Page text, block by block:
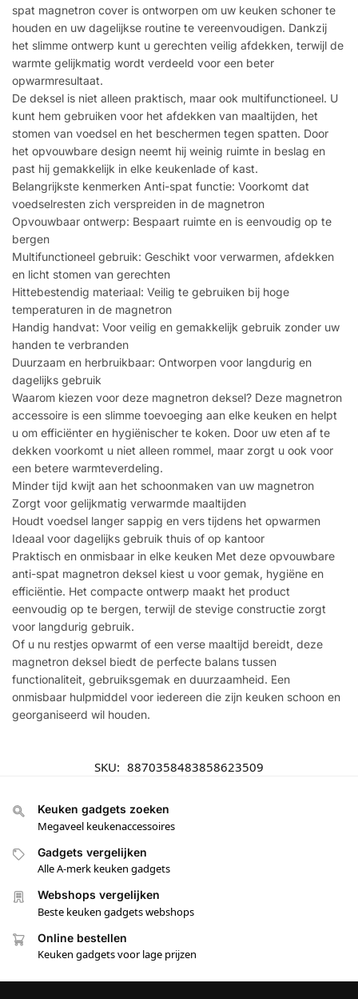
spat magnetron cover is ontworpen om uw keuken schoner te
houden en uw dagelijkse routine te vereenvoudigen. Dankzij
het slimme ontwerp kunt u gerechten veilig afdekken, terwijl de
warmte gelijkmatig wordt verdeeld voor een beter
opwarmresultaat.
De deksel is niet alleen praktisch, maar ook multifunctioneel. U
kunt hem gebruiken voor het afdekken van maaltijden, het
stomen van voedsel en het beschermen tegen spatten. Door
het opvouwbare design neemt hij weinig ruimte in beslag en
past hij gemakkelijk in elke keukenlade of kast.
Belangrijkste kenmerken Anti-spat functie: Voorkomt dat
voedselresten zich verspreiden in de magnetron
Opvouwbaar ontwerp: Bespaart ruimte en is eenvoudig op te
bergen
Multifunctioneel gebruik: Geschikt voor verwarmen, afdekken
en licht stomen van gerechten
Hittebestendig materiaal: Veilig te gebruiken bij hoge
temperaturen in de magnetron
Handig handvat: Voor veilig en gemakkelijk gebruik zonder uw
handen te verbranden
Duurzaam en herbruikbaar: Ontworpen voor langdurig en
dagelijks gebruik
Waarom kiezen voor deze magnetron deksel? Deze magnetron
accessoire is een slimme toevoeging aan elke keuken en helpt
u om efficiënter en hygiënischer te koken. Door uw eten af te
dekken voorkomt u niet alleen rommel, maar zorgt u ook voor
een betere warmteverdeling.
Minder tijd kwijt aan het schoonmaken van uw magnetron
Zorgt voor gelijkmatig verwarmde maaltijden
Houdt voedsel langer sappig en vers tijdens het opwarmen
Ideaal voor dagelijks gebruik thuis of op kantoor
Praktisch en onmisbaar in elke keuken Met deze opvouwbare
anti-spat magnetron deksel kiest u voor gemak, hygiëne en
efficiëntie. Het compacte ontwerp maakt het product
eenvoudig op te bergen, terwijl de stevige constructie zorgt
voor langdurig gebruik.
Of u nu restjes opwarmt of een verse maaltijd bereidt, deze
magnetron deksel biedt de perfecte balans tussen
functionaliteit, gebruiksgemak en duurzaamheid. Een
onmisbaar hulpmiddel voor iedereen die zijn keuken schoon en
georganiseerd wil houden.
SKU: 8870358483858623509
Keuken gadgets zoeken
Megaveel keukenaccessoires
Gadgets vergelijken
Alle A-merk keuken gadgets
Webshops vergelijken
Beste keuken gadgets webshops
Online bestellen
Keuken gadgets voor lage prijzen